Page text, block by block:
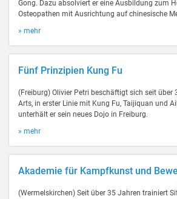
Gong. Dazu absolviert er eine Ausbildung zum
Osteopathen mit Ausrichtung auf chinesische
» mehr
Fünf Prinzipien Kung Fu
(Freiburg) Olivier Petri beschäftigt sich seit über
Arts, in erster Linie mit Kung Fu, Taijiquan und
unterhält er sein neues Dojo in Freiburg.
» mehr
Akademie für Kampfkunst und
(Wermelskirchen) Seit über 35 Jahren trainiert